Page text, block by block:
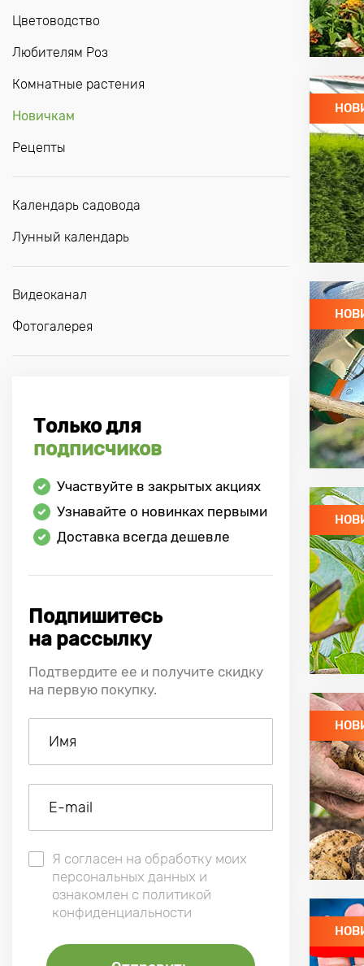
Цветоводство
Любителям Роз
Комнатные растения
Новичкам
Рецепты
Календарь садовода
Лунный календарь
Видеоканал
Фотогалерея
Только для
подписчиков
Участвуйте в закрытых акциях
Узнавайте о новинках первыми
Доставка всегда дешевле
Подпишитесь
на рассылку
Подтвердите ее и получите скидку
на первую покупку.
Я согласен на обработку моих
персональных данных и
ознакомлен с политикой
конфиденциальности